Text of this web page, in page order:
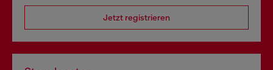
Jetzt registrieren